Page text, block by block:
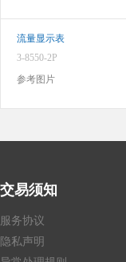
图像仅供参考，请参阅
流量显示表
3-8550-2P
参考图片
交易须知
服务协议
隐私声明